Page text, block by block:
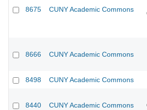
8675 CUNY Academic Commons
8666 CUNY Academic Commons
8498 CUNY Academic Commons
8440 CUNY Academic Commons